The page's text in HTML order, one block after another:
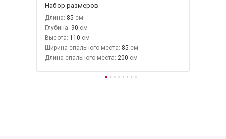
Набор размеров
Длина: 85
Глубина: 90
Высота: 110
Ширина спального места: 85
Длина спального места: 200